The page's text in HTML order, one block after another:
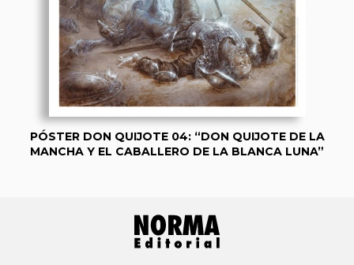
PÓSTER DON QUIJOTE 04: “DON QUIJOTE DE LA
MANCHA Y EL CABALLERO DE LA BLANCA LUNA”